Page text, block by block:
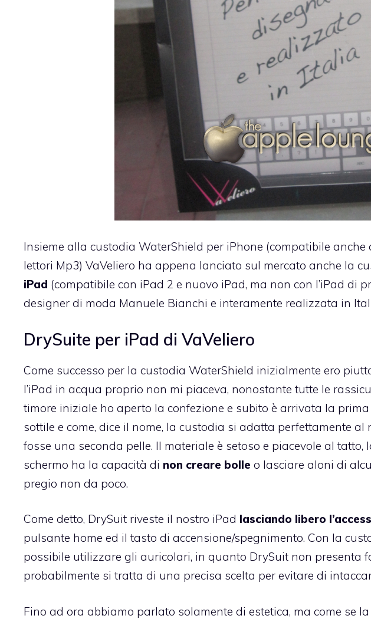
Insieme alla custodia WaterShield per iPhone (compatibile anche
lettori Mp3) VaVeliero ha appena lanciato sul mercato anche la
iPad (compatibile con iPad 2 e nuovo iPad, ma non con l’iPad di
designer di moda Manuele Bianchi e interamente realizzata in
DrySuite per iPad di VaVeliero
Come successo per la custodia WaterShield inizialmente ero
l’iPad in acqua proprio non mi piaceva, nonostante tutte le
timore iniziale ho aperto la confezione e subito è arrivata la
sottile e come, dice il nome, la custodia si adatta perfettamente al
fosse una seconda pelle. Il materiale è setoso e piacevole al
schermo ha la capacità di non creare bolle o lasciare aloni di
pregio non da poco.
Come detto, DrySuit riveste il nostro iPad lasciando libero
pulsante home ed il tasto di accensione/spegnimento. Con la
possibile utilizzare gli auricolari, in quanto DrySuit non presenta
probabilmente si tratta di una precisa scelta per evitare di
Fino ad ora abbiamo parlato solamente di estetica, ma come se